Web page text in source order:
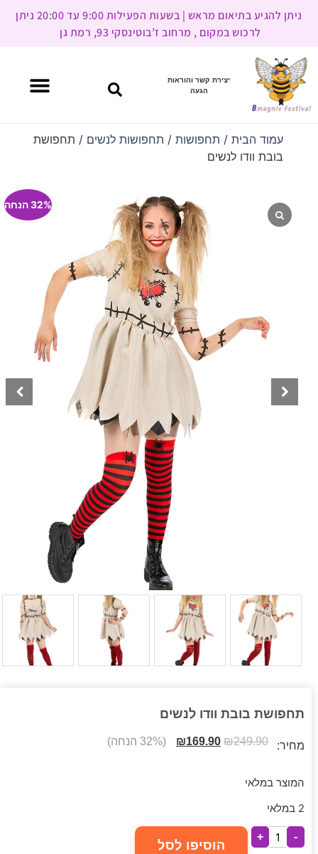
ניתן להגיע בתיאום מראש | בשעות הפעילות 9:00 עד 20:00 ניתן
לרכוש במקום , מרחוב ז’בוטינסקי 93, רמת גן
יצירת קשר והוראות
הגעה
עמוד הבית/ תחפושות/ תחפושות לנשים / תחפושת
בובת וודו לנשים
32% הנחה
תחפושת בובת וודו לנשים
מחיר: ₪249.90
₪169.90 (32% הנחה)
המוצר במלאי
2 במלאי
-
+
הוסיפו לסל